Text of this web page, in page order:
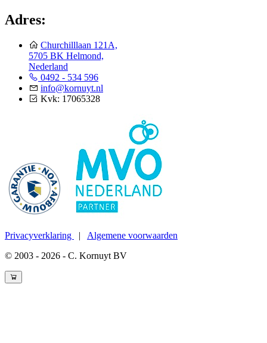
Adres:
Churchilllaan 121A,
5705 BK Helmond,
Nederland
0492 - 534 596
info@kornuyt.nl
Kvk: 17065328
Privacyverklaring | Algemene voorwaarden
© 2003 - 2026 - C. Kornuyt BV